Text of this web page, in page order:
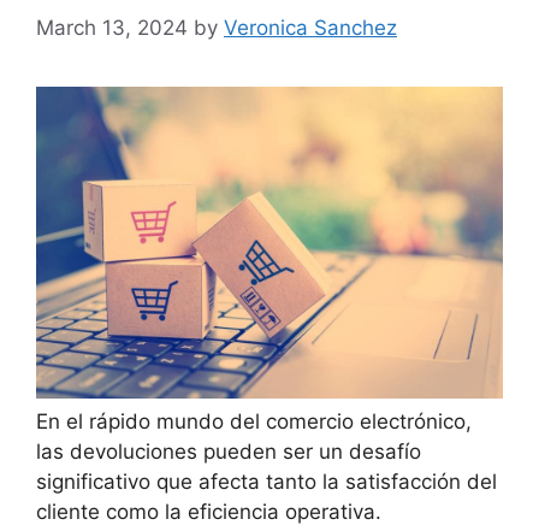
March 13, 2024 by Veronica Sanchez
En el rápido mundo del comercio electrónico,
las devoluciones pueden ser un desafío
significativo que afecta tanto la satisfacción del
cliente como la eficiencia operativa.